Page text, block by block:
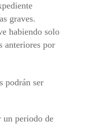
graves.
habiendo solo
anteriores por
podrán ser
un periodo de